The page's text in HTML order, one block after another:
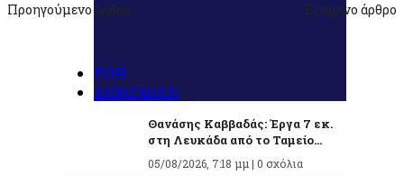
Προηγούμενο άρθρο Επόμενο άρθρο
ΡΟΗ
ΔΗΜΟΦΙΛΗ
Θανάσης Καββαδάς: Έργα 7 εκ.
στη Λευκάδα από το Ταμείο...
05/08/2026, 7:18 μμ | 0 σχόλια